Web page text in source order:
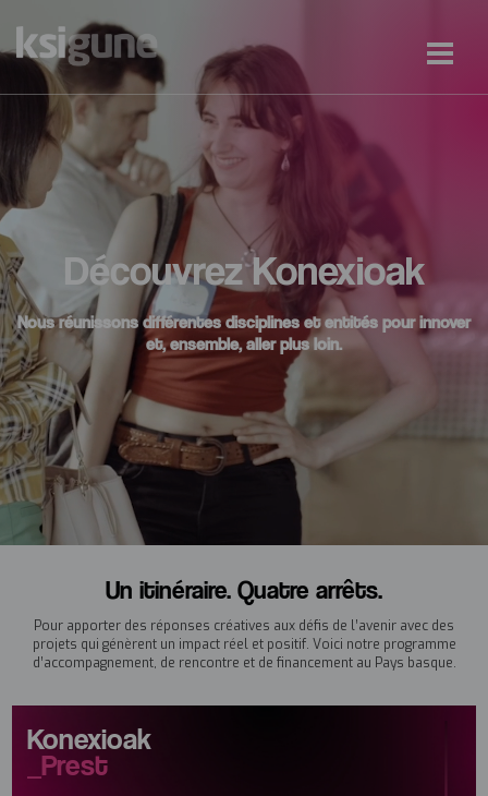
Découvrez Konexioak
Nous réunissons différentes disciplines et entités pour innover
et, ensemble, aller plus loin.
Un itinéraire. Quatre arrêts.
Pour apporter des réponses créatives aux défis de l’avenir avec des
projets qui génèrent un impact réel et positif. Voici notre programme
d’accompagnement, de rencontre et de financement au Pays basque.
Konexioak
_Prest